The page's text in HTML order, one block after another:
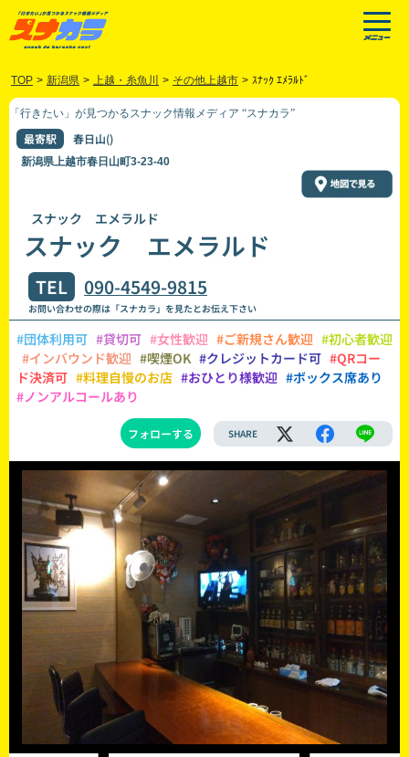
TOP > 新潟県 > 上越・糸魚川 > その他上越市 > ｽﾅｯｸ ｴﾒﾗﾙﾄﾞ
「行きたい」が見つかるスナック情報メディア “スナカラ”
最寄駅 春日山()
新潟県上越市春日山町3-23-40
スナック エメラルド
スナック エメラルド
TEL 090-4549-9815
お問い合わせの際は「スナカラ」を見たとお伝え下さい
#団体利用可 #貸切可 #女性歓迎 #ご新規さん歓迎 #初心者歓迎
#インバウンド歓迎 #喫煙OK #クレジットカード可 #QRコー
ド決済可 #料理自慢のお店 #おひとり様歓迎 #ボックス席あり
#ノンアルコールあり
フォローする SHARE